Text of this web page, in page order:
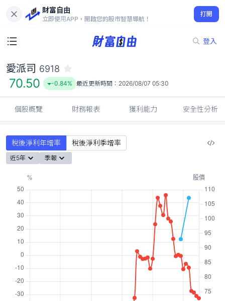
財富自由
立即使用APP，開啟您的股市智慧導航！
打開
登入
70.50
-0.84%
愛派司 6918
70.50 -0.84% 最近更新時間： 2026/08/07 05:30
個股概覽 財務報表 獲利能力 安全性分析
稅後淨利年增率 稅後淨利季增率
近5年 季報